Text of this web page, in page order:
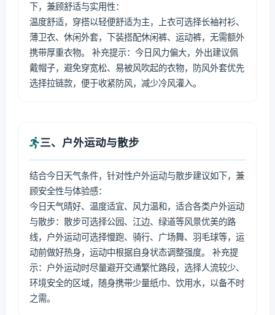
下，兼顾舒适与实用性：
温度舒适，穿搭以轻便舒适为主，上衣可选择长袖衬衫、
薄卫衣、休闲外套，下装搭配休闲裤、运动裤，无需额外
携带厚重衣物。 补充提示：今日风力偏大，外出建议佩
戴帽子，避免穿宽松、易被风吹起的衣物，防风外套优先
选择拉链款，便于收紧防风，减少冷风灌入。
三、户外运动与散步
结合今日天气条件，针对性户外运动与散步建议如下，兼
顾安全性与体验感：
今日天气晴好、温度适宜、风力温和，适合各类户外运动
与散步：散步可选择公园、江边、绿道等风景优美的路
线，户外运动可选择慢跑、骑行、广场舞、羽毛球等，运
动前做好热身，运动中根据自身状态调整强度。 补充提
示：户外运动时尽量避开交通繁忙路段，选择人流较少、
环境安全的区域，随身携带少量纸巾、饮用水，以备不时
之需。